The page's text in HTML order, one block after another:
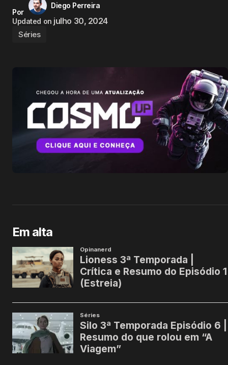
Por
Diego Perreira
Updated on julho 30, 2024
Séries
Em alta